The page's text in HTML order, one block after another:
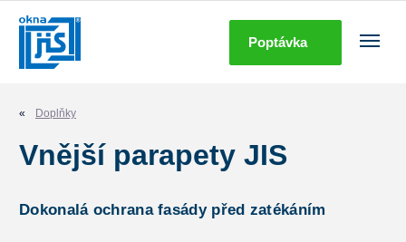
Poptávka
Doplňky
Vnější parapety JIS
Dokonalá ochrana fasády před zatékáním
Stínící technika
Doplňky